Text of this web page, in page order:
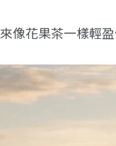
來像花果茶一樣輕